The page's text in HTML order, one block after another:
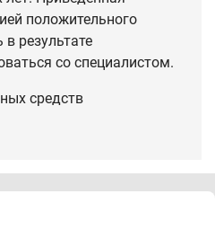
положительного
результате
со специалистом.
средств